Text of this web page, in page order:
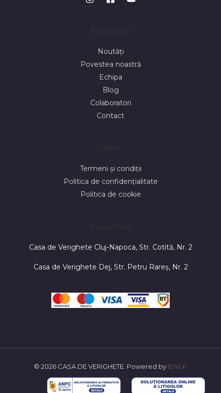
Noutăți
Povestea noastră
Echipa
Blog
Colaboratori
Contact
Termeni și condiții
Politica de confidențialitate
Politica de cookie
Casa de Verighete Cluj-Napoca, Str. Cotită, Nr. 2
Casa de Verighete Dej, Str. Petru Rareș, Nr. 2
© 2026 CASA DE VERIGHETE. Powered by IDVLP